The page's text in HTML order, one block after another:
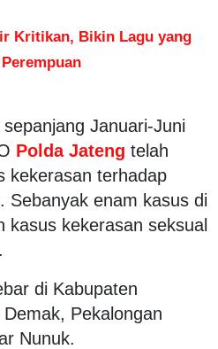
Kritikan, Bikin Lagu yang
Januari-Juni
Polda Jateng telah
kekerasan terhadap
Sebanyak enam kasus di
kasus kekerasan seksual
di Kabupaten
Pekalongan
Nunuk.